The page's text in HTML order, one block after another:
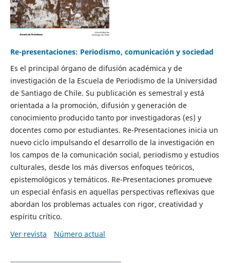
Re-presentaciones: Periodismo, comunicación y sociedad
Es el principal órgano de difusión académica y de
investigación de la Escuela de Periodismo de la Universidad
de Santiago de Chile. Su publicación es semestral y está
orientada a la promoción, difusión y generación de
conocimiento producido tanto por investigadoras (es) y
docentes como por estudiantes. Re-Presentaciones inicia un
nuevo ciclo impulsando el desarrollo de la investigación en
los campos de la comunicación social, periodismo y estudios
culturales, desde los más diversos enfoques teóricos,
epistemológicos y temáticos. Re-Presentaciones promueve
un especial énfasis en aquellas perspectivas reflexivas que
abordan los problemas actuales con rigor, creatividad y
espíritu crítico.
Ver revista
Número actual